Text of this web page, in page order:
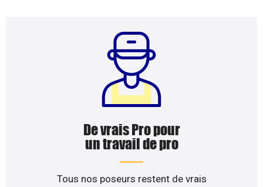
De vrais Pro pour
un travail de pro
Tous nos poseurs restent de vrais